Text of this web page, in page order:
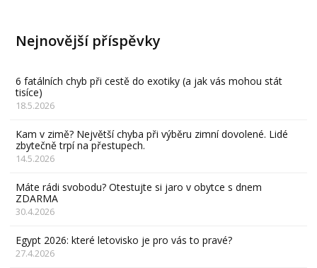
Nejnovější příspěvky
6 fatálních chyb při cestě do exotiky (a jak vás mohou stát
tisíce)
18.5.2026
Kam v zimě? Největší chyba při výběru zimní dovolené. Lidé
zbytečně trpí na přestupech.
14.5.2026
Máte rádi svobodu? Otestujte si jaro v obytce s dnem
ZDARMA
30.4.2026
Egypt 2026: které letovisko je pro vás to pravé?
27.4.2026